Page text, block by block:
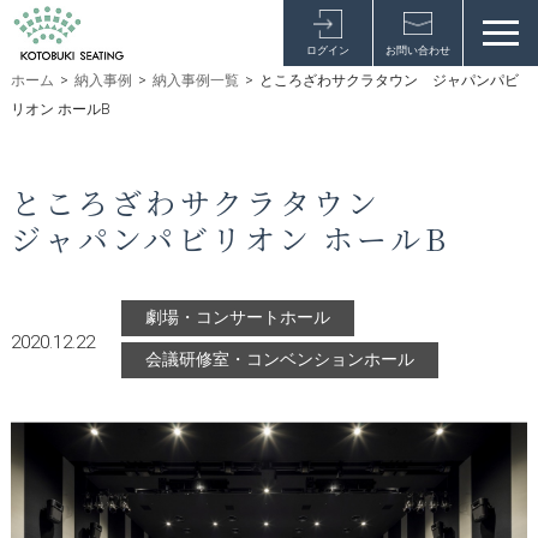
ログイン お問い合わせ
ホーム > 納入事例 > 納入事例一覧 > ところざわサクラタウン ジャパンパビ
リオン ホールB
ところざわサクラタウン
ジャパンパビリオン ホールB
2020.12.22
劇場・コンサートホール
会議研修室・コンベンションホール